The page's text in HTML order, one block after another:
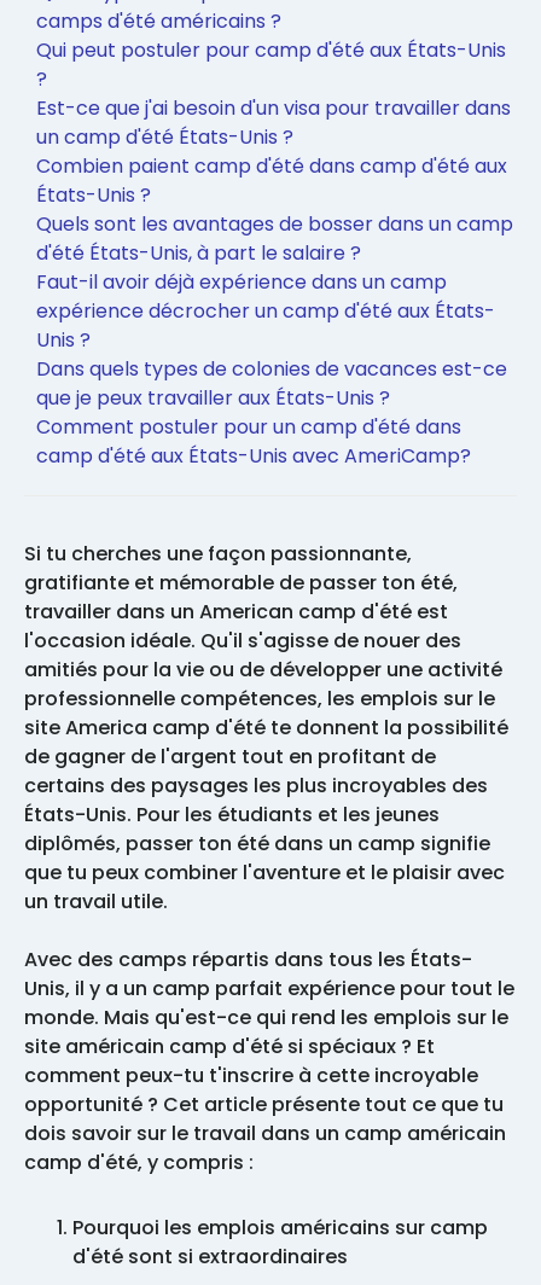
camps d'été américains ?
Qui peut postuler pour camp d'été aux États-Unis
?
Est-ce que j'ai besoin d'un visa pour travailler dans
un camp d'été États-Unis ?
Combien paient camp d'été dans camp d'été aux
États-Unis ?
Quels sont les avantages de bosser dans un camp
d'été États-Unis, à part le salaire ?
Faut-il avoir déjà expérience dans un camp
expérience décrocher un camp d'été aux États-
Unis ?
Dans quels types de colonies de vacances est-ce
que je peux travailler aux États-Unis ?
Comment postuler pour un camp d'été dans
camp d'été aux États-Unis avec AmeriCamp?
Si tu cherches une façon passionnante,
gratifiante et mémorable de passer ton été,
travailler dans un American camp d'été est
l'occasion idéale. Qu'il s'agisse de nouer des
amitiés pour la vie ou de développer une activité
professionnelle compétences, les emplois sur le
site America camp d'été te donnent la possibilité
de gagner de l'argent tout en profitant de
certains des paysages les plus incroyables des
États-Unis. Pour les étudiants et les jeunes
diplômés, passer ton été dans un camp signifie
que tu peux combiner l'aventure et le plaisir avec
un travail utile.
Avec des camps répartis dans tous les États-
Unis, il y a un camp parfait expérience pour tout le
monde. Mais qu'est-ce qui rend les emplois sur le
site américain camp d'été si spéciaux ? Et
comment peux-tu t'inscrire à cette incroyable
opportunité ? Cet article présente tout ce que tu
dois savoir sur le travail dans un camp américain
camp d'été, y compris :
Pourquoi les emplois américains sur camp
d'été sont si extraordinaires